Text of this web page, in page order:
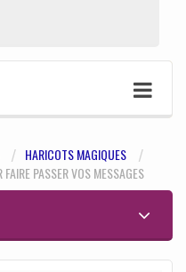
HARICOTS MAGIQUES
PASSER VOS MESSAGES